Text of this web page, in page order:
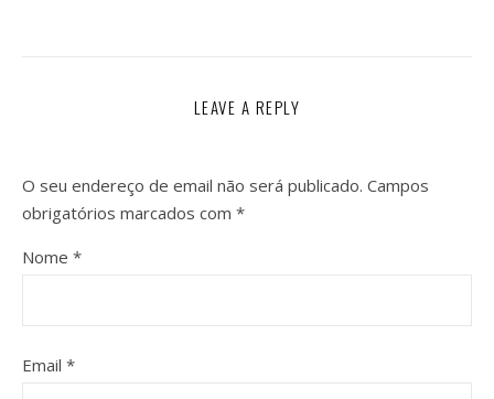
LEAVE A REPLY
O seu endereço de email não será publicado. Campos
obrigatórios marcados com *
Nome *
Email *